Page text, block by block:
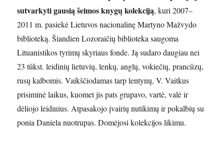
sutvarkyti gausią šeimos knygų kolekciją, kuri 2007–
2011 m. pasiekė Lietuvos nacionalinę Martyno Mažvydo
biblioteką. Šiandien Lozoraičių biblioteka saugoma
Lituanistikos tyrimų skyriaus fonde. Ją sudaro daugiau nei
23 tūkst. leidinių lietuvių, lenkų, anglų, vokiečių, prancūzų,
rusų kalbomis. Vaikščiodamas tarp lentynų, V. Vaitkus
prisiminė laikus, kuomet jis pats grupavo, vartė, valė ir
dėliojo leidinius. Atpasakojo įvairių nutikimų ir pokalbių su
ponia Daniela nuotrupas. Domėjosi kolekcijos likimu.